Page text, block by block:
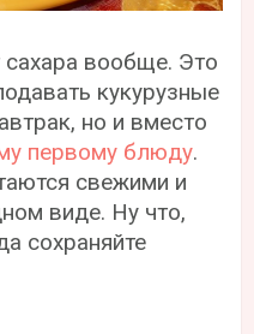
сахара вообще. Это
кукурузные
но и вместо
первому блюду.
свежими и
виде. Ну что,
сохраняйте